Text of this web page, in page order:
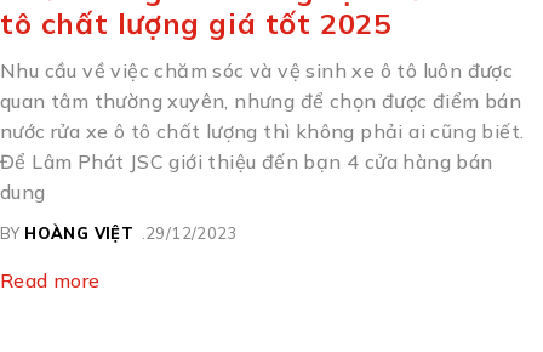
tô chất lượng giá tốt 2025
Nhu cầu về việc chăm sóc và vệ sinh xe ô tô luôn được
quan tâm thường xuyên, nhưng để chọn được điểm bán
nước rửa xe ô tô chất lượng thì không phải ai cũng biết.
Để Lâm Phát JSC giới thiệu đến bạn 4 cửa hàng bán
dung
BY HOÀNG VIỆT 29/12/2023
Read more